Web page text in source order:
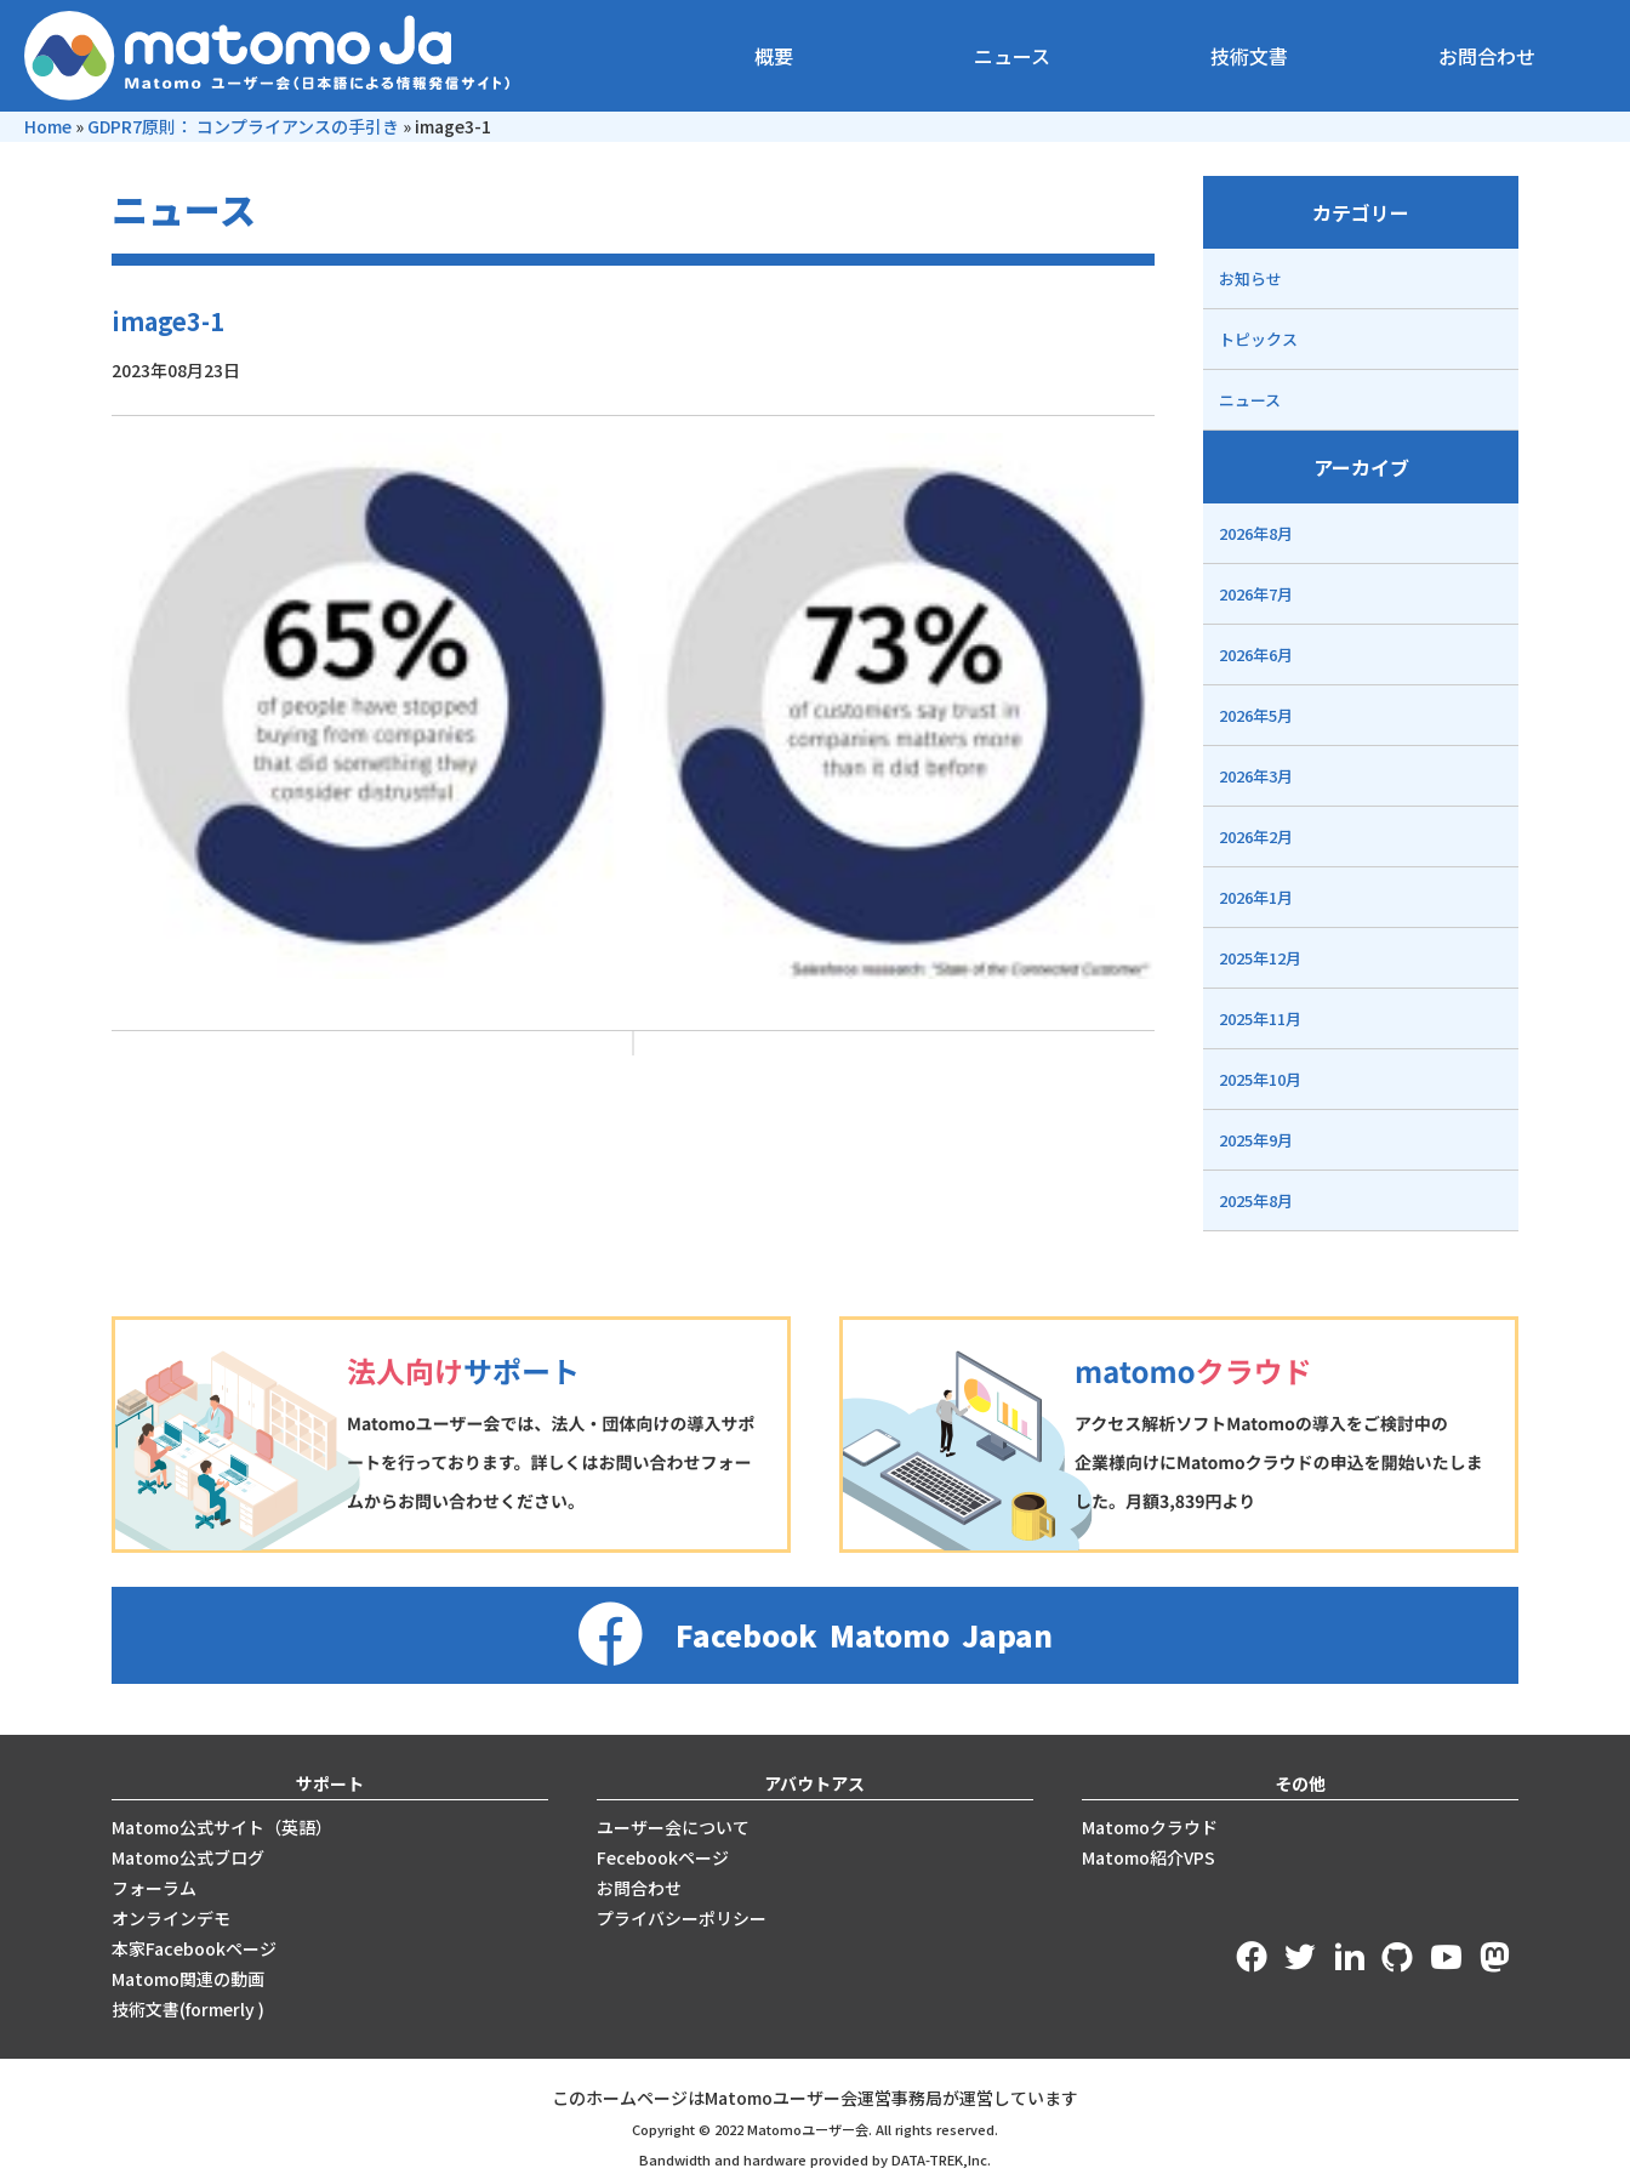
概要 ニュース 技術文書 お問合わせ
Home » GDPR7原則： コンプライアンスの手引き » image3-1
ニュース
image3-1
2023年08月23日
カテゴリー
お知らせ
トピックス
ニュース
アーカイブ
2026年8月
2026年7月
2026年6月
2026年5月
2026年3月
2026年2月
2026年1月
2025年12月
2025年11月
2025年10月
2025年9月
2025年8月
Facebook Matomo Japan
サポート
Matomo公式サイト（英語）
Matomo公式ブログ
フォーラム
オンラインデモ
本家Facebookページ
Matomo関連の動画
技術文書(formerly )
アバウトアス
ユーザー会について
Fecebookページ
お問合わせ
プライバシーポリシー
その他
Matomoクラウド
Matomo紹介VPS
このホームページはMatomoユーザー会運営事務局が運営しています
Copyright © 2022 Matomoユーザー会. All rights reserved.
Bandwidth and hardware provided by DATA-TREK,Inc.